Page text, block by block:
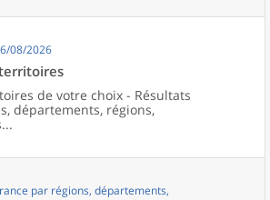
08/2026
de votre choix - Résultats
départements, régions,
par régions, départements,